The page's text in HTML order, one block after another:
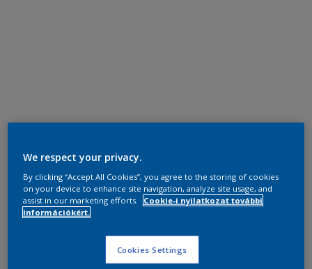
We respect your privacy.
By clicking “Accept All Cookies”, you agree to the storing of cookies
on your device to enhance site navigation, analyze site usage, and
assist in our marketing efforts.
Cookie-i nyilatkozat további
információkért.
Cookies Settings